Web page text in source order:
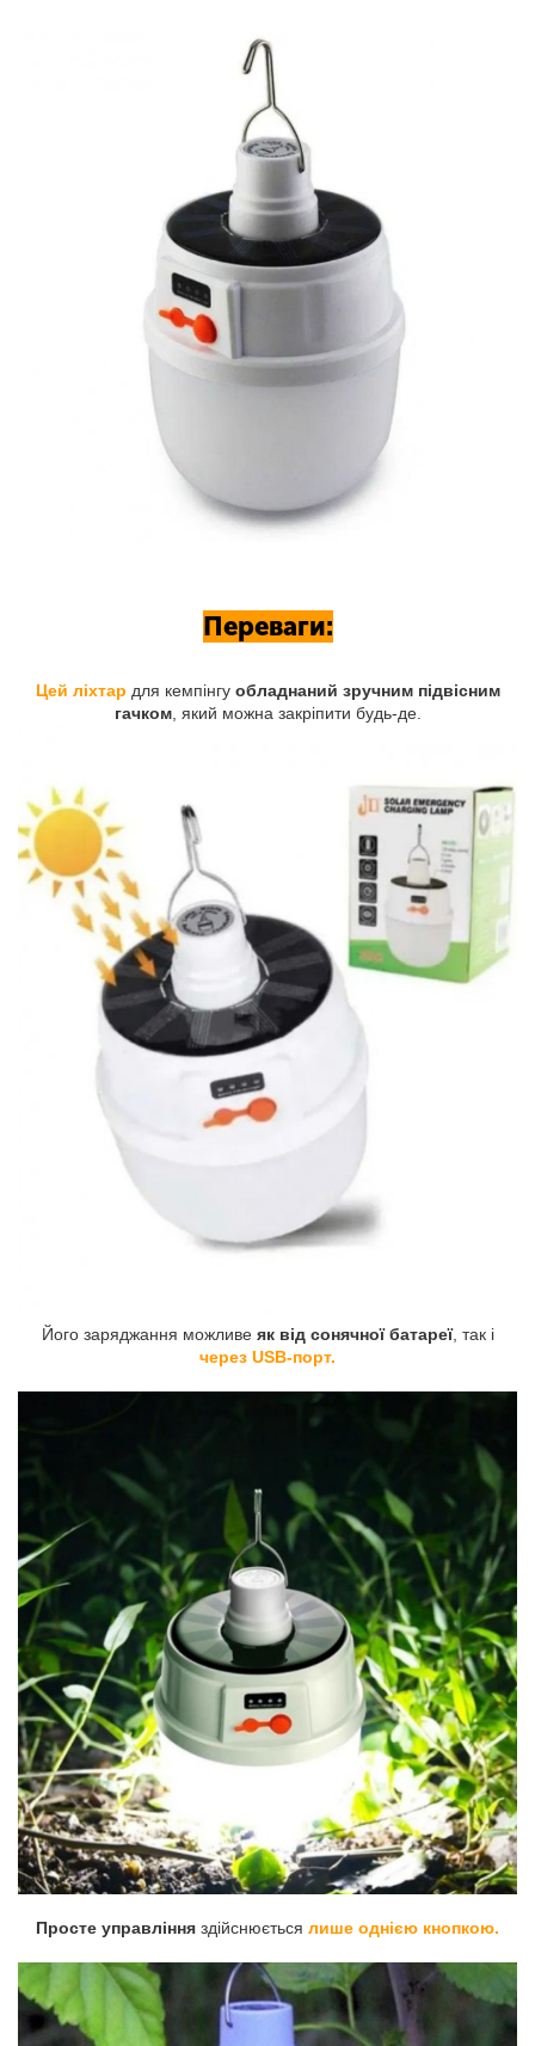
Переваги:
Цей ліхтар для кемпінгу обладнаний зручним підвісним
гачком, який можна закріпити будь-де.
Його заряджання можливе як від сонячної батареї, так і
через USB-порт.
Просте управління здійснюється лише однією кнопкою.